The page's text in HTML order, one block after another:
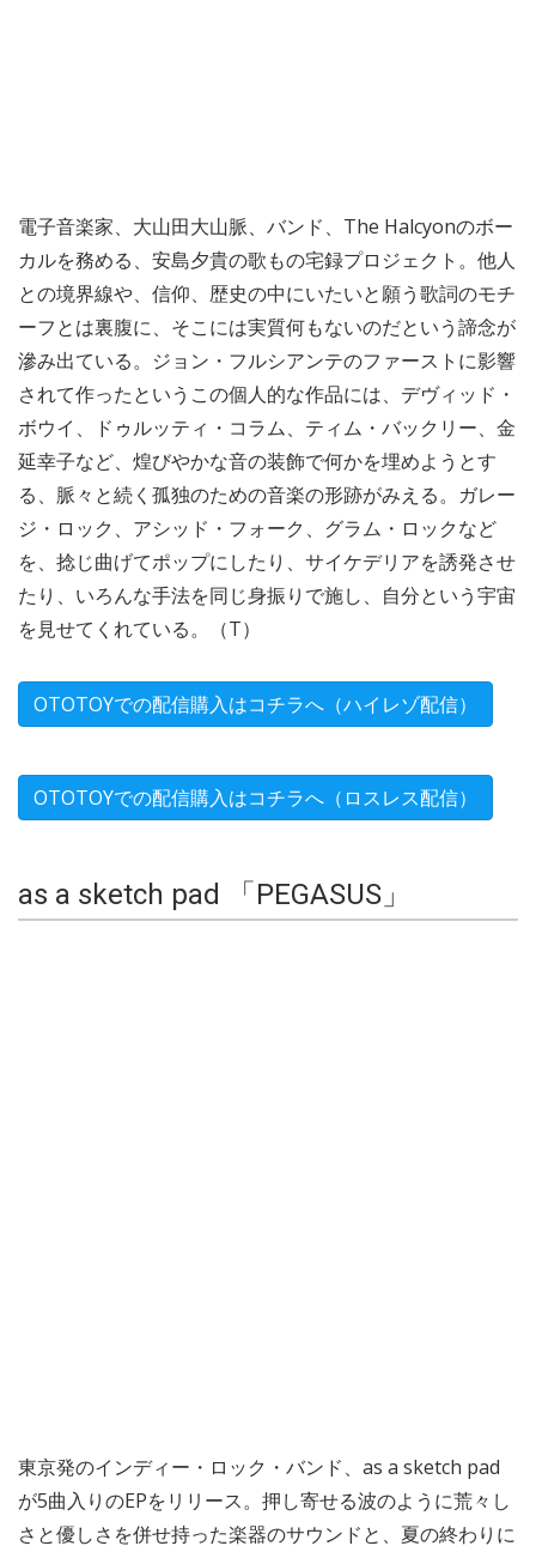
電子音楽家、大山田大山脈、バンド、The Halcyonのボー
カルを務める、安島夕貴の歌もの宅録プロジェクト。他人
との境界線や、信仰、歴史の中にいたいと願う歌詞のモチ
ーフとは裏腹に、そこには実質何もないのだという諦念が
滲み出ている。ジョン・フルシアンテのファーストに影響
されて作ったというこの個人的な作品には、デヴィッド・
ボウイ、ドゥルッティ・コラム、ティム・バックリー、金
延幸子など、煌びやかな音の装飾で何かを埋めようとす
る、脈々と続く孤独のための音楽の形跡がみえる。ガレー
ジ・ロック、アシッド・フォーク、グラム・ロックなど
を、捻じ曲げてポップにしたり、サイケデリアを誘発させ
たり、いろんな手法を同じ身振りで施し、自分という宇宙
を見せてくれている。（T）
OTOTOYでの配信購入はコチラへ（ハイレゾ配信）
OTOTOYでの配信購入はコチラへ（ロスレス配信）
as a sketch pad 「PEGASUS」
東京発のインディー・ロック・バンド、as a sketch pad
が5曲入りのEPをリリース。押し寄せる波のように荒々し
さと優しさを併せ持った楽器のサウンドと、夏の終わりに